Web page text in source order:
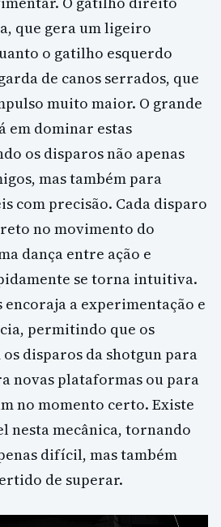
que gera um ligeiro
o gatilho esquerdo
de canos serrados, que
muito maior. O grande
em dominar estas
os disparos não apenas
mas também para
com precisão. Cada disparo
no movimento do
dança entre ação e
se torna intuitiva.
encoraja a experimentação e
permitindo que os
disparos da shotgun para
novas plataformas ou para
no momento certo. Existe
nesta mecânica, tornando
difícil, mas também
de superar.